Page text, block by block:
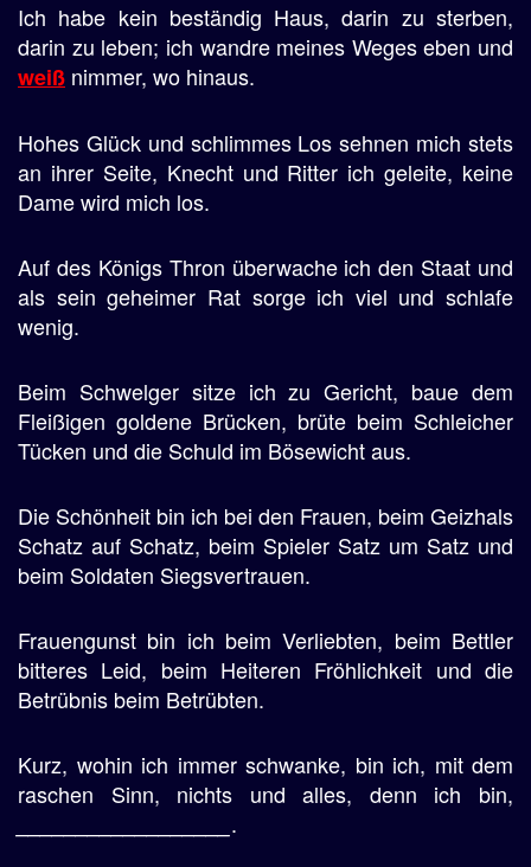
Ich habe kein beständig Haus, darin zu sterben,
darin zu leben; ich wandre meines Weges eben und
weiß nimmer, wo hinaus.
Hohes Glück und schlimmes Los sehnen mich stets
an ihrer Seite, Knecht und Ritter ich geleite, keine
Dame wird mich los.
Auf des Königs Thron überwache ich den Staat und
als sein geheimer Rat sorge ich viel und schlafe
wenig.
Beim Schwelger sitze ich zu Gericht, baue dem
Fleißigen goldene Brücken, brüte beim Schleicher
Tücken und die Schuld im Bösewicht aus.
Die Schönheit bin ich bei den Frauen, beim Geizhals
Schatz auf Schatz, beim Spieler Satz um Satz und
beim Soldaten Siegsvertrauen.
Frauengunst bin ich beim Verliebten, beim Bettler
bitteres Leid, beim Heiteren Fröhlichkeit und die
Betrübnis beim Betrübten.
Kurz, wohin ich immer schwanke, bin ich, mit dem
raschen Sinn, nichts und alles, denn ich bin,
.